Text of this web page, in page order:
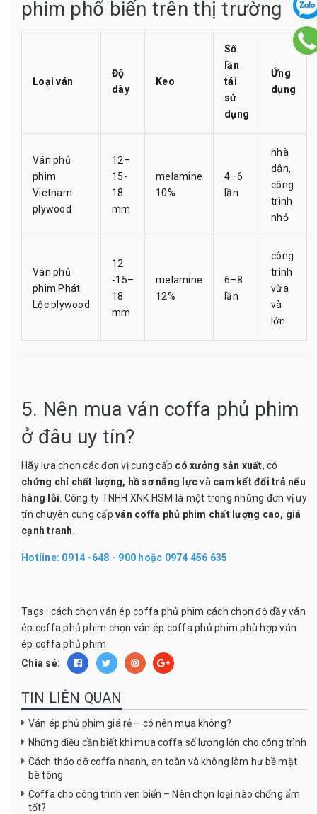
phim phổ biến trên thị trường
Loại ván
Độ
dày
Keo
Số
lần
tái
sử
dụng
Ứng
dụng
Ván phủ
phim
Vietnam
plywood
12–
15-
18
mm
melamine
10%
4–6
lần
nhà
dân,
công
trình
nhỏ
Ván phủ
phim Phát
Lộc plywood
12
-15–
18
mm
melamine
12%
6–8
lần
công
trình
vừa
và
lớn
5. Nên mua ván coffa phủ phim
ở đâu uy tín?
Hãy lựa chọn các đơn vị cung cấp có xưởng sản xuất, có
chứng chỉ chất lượng, hồ sơ năng lựcvà cam kết đổi trả nếu
hàng lỗi . Công ty TNHH XNK HSM là một trong những đơn vị uy
tín chuyên cung cấp ván coffa phủ phim chất lượng cao, giá
cạnh tranh
Hotline: 0914 -648 - 900 hoặc 0974 456 635
Tags : cách chọn ván ép coffa phủ phim cách chọn độ dầy ván
ép coffa phủ phim chọn ván ép coffa phủ phim phù hợp ván
ép coffa phủ phim
Chia sẻ:
TIN LIÊN QUAN
Ván ép phủ phim giá rẻ – có nên mua không?
Những điều cần biết khi mua coffa số lượng lớn cho công trình
Cách tháo dỡ coffa nhanh, an toàn và không làm hư bề mặt
bê tông
Coffa cho công trình ven biển – Nên chọn loại nào chống ẩm
tốt?